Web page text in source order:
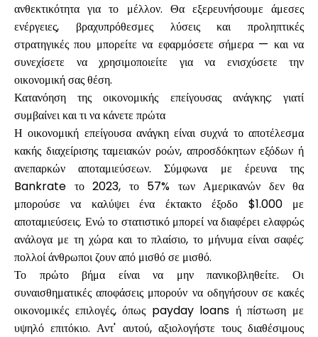
Ιστορικό γύρων
Ιστολόγιο
Επικοινωνήστε μαζί μας
Βοήθεια
Ο λογαριασμός μου
ανθεκτικότητα για το μέλλον. Θα εξερευνήσουμε άμεσες
ενέργειες, βραχυπρόθεσμες λύσεις και προληπτικές
στρατηγικές που μπορείτε να εφαρμόσετε σήμερα — και να
συνεχίσετε να χρησιμοποιείτε για να ενισχύσετε την
οικονομική σας θέση.
Κατανόηση της οικονομικής επείγουσας ανάγκης: γιατί
συμβαίνει και τι να κάνετε πρώτα
Η οικονομική επείγουσα ανάγκη είναι συχνά το αποτέλεσμα
κακής διαχείρισης ταμειακών ροών, απροσδόκητων εξόδων ή
ανεπαρκών αποταμιεύσεων. Σύμφωνα με έρευνα της
Bankrate το 2023, το 57% των Αμερικανών δεν θα
μπορούσε να καλύψει ένα έκτακτο έξοδο $1.000 με
αποταμιεύσεις. Ενώ το στατιστικό μπορεί να διαφέρει ελαφρώς
ανάλογα με τη χώρα και το πλαίσιο, το μήνυμα είναι σαφές:
πολλοί άνθρωποι ζουν από μισθό σε μισθό.
Το πρώτο βήμα είναι να μην πανικοβληθείτε. Οι
συναισθηματικές αποφάσεις μπορούν να οδηγήσουν σε κακές
οικονομικές επιλογές, όπως payday loans ή πίστωση με
υψηλό επιτόκιο. Αντ' αυτού, αξιολογήστε τους διαθέσιμους